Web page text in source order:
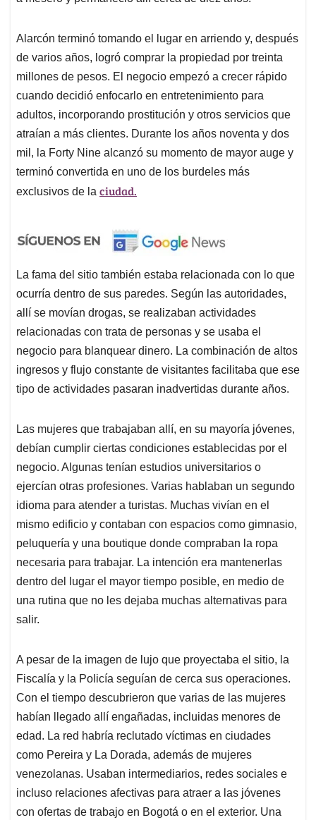
Alarcón terminó tomando el lugar en arriendo y, después
de varios años, logró comprar la propiedad por treinta
millones de pesos. El negocio empezó a crecer rápido
cuando decidió enfocarlo en entretenimiento para
adultos, incorporando prostitución y otros servicios que
atraían a más clientes. Durante los años noventa y dos
mil, la Forty Nine alcanzó su momento de mayor auge y
terminó convertida en uno de los burdeles más
exclusivos de la ciudad.
La fama del sitio también estaba relacionada con lo que
ocurría dentro de sus paredes. Según las autoridades,
allí se movían drogas, se realizaban actividades
relacionadas con trata de personas y se usaba el
negocio para blanquear dinero. La combinación de altos
ingresos y flujo constante de visitantes facilitaba que ese
tipo de actividades pasaran inadvertidas durante años.
Las mujeres que trabajaban allí, en su mayoría jóvenes,
debían cumplir ciertas condiciones establecidas por el
negocio. Algunas tenían estudios universitarios o
ejercían otras profesiones. Varias hablaban un segundo
idioma para atender a turistas. Muchas vivían en el
mismo edificio y contaban con espacios como gimnasio,
peluquería y una boutique donde compraban la ropa
necesaria para trabajar. La intención era mantenerlas
dentro del lugar el mayor tiempo posible, en medio de
una rutina que no les dejaba muchas alternativas para
salir.
A pesar de la imagen de lujo que proyectaba el sitio, la
Fiscalía y la Policía seguían de cerca sus operaciones.
Con el tiempo descubrieron que varias de las mujeres
habían llegado allí engañadas, incluidas menores de
edad. La red habría reclutado víctimas en ciudades
como Pereira y La Dorada, además de mujeres
venezolanas. Usaban intermediarios, redes sociales e
incluso relaciones afectivas para atraer a las jóvenes
con ofertas de trabajo en Bogotá o en el exterior. Una